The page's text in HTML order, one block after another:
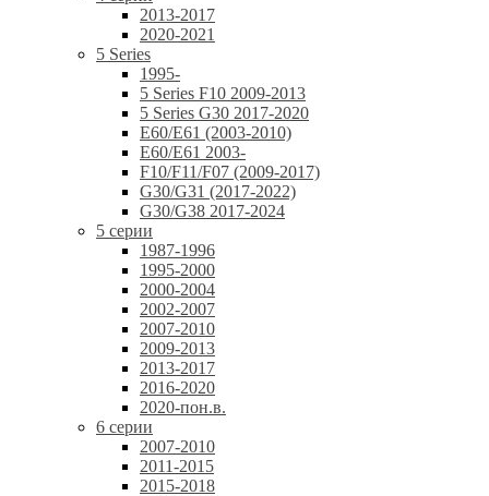
2013-2017
2020-2021
5 Series
1995-
5 Series F10 2009-2013
5 Series G30 2017-2020
E60/E61 (2003-2010)
E60/E61 2003-
F10/F11/F07 (2009-2017)
G30/G31 (2017-2022)
G30/G38 2017-2024
5 серии
1987-1996
1995-2000
2000-2004
2002-2007
2007-2010
2009-2013
2013-2017
2016-2020
2020-пон.в.
6 серии
2007-2010
2011-2015
2015-2018